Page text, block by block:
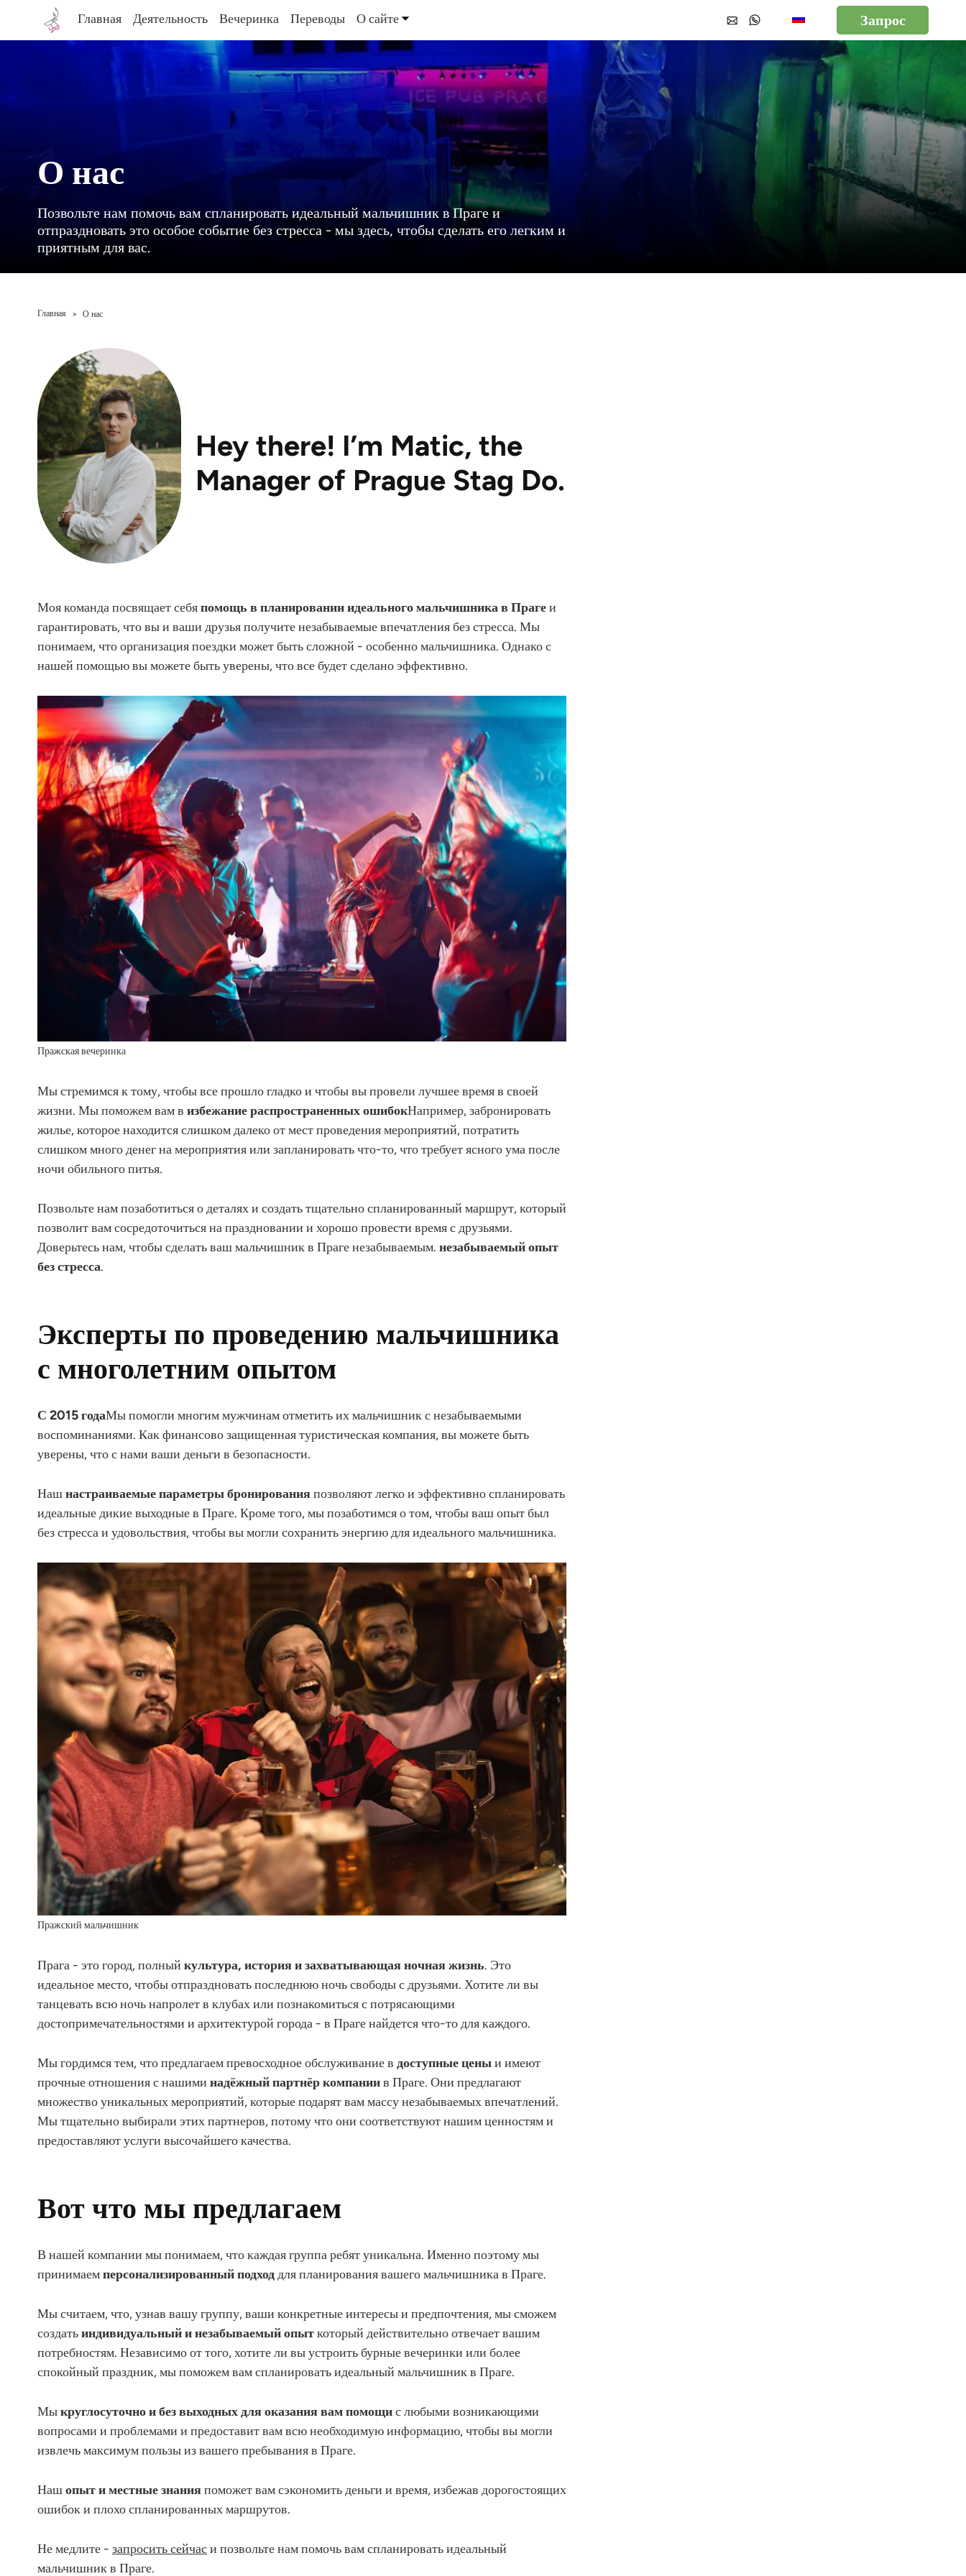
Главная Деятельность Вечеринка Переводы О сайте Запрос
О нас
Позвольте нам помочь вам спланировать идеальный мальчишник в Праге и
отпраздновать это особое событие без стресса - мы здесь, чтобы сделать его легким и
приятным для вас.
Главная > О нас
Hey there! I’m Matic, the
Manager of Prague Stag Do.
Моя команда посвящает себяпомощь в планировании идеального мальчишника в Прагеи
гарантировать, что вы и ваши друзья получите незабываемые впечатления без стресса. Мы
понимаем, что организация поездки может быть сложной - особенно мальчишника. Однако с
нашей помощью вы можете быть уверены, что все будет сделано эффективно.
Пражская вечеринка
Мы стремимся к тому, чтобы все прошло гладко и чтобы вы провели лучшее время в своей
жизни. Мы поможем вам в избежание распространенных ошибокНапример, забронировать
жилье, которое находится слишком далеко от мест проведения мероприятий, потратить
слишком много денег на мероприятия или запланировать что-то, что требует ясного ума после
ночи обильного питья.
Позвольте нам позаботиться о деталях и создать тщательно спланированный маршрут, который
позволит вам сосредоточиться на праздновании и хорошо провести время с друзьями.
Доверьтесь нам, чтобы сделать ваш мальчишник в Праге незабываемым. незабываемый опыт
без стресса.
Эксперты по проведению мальчишника
с многолетним опытом
С 2015 годаМы помогли многим мужчинам отметить их мальчишник с незабываемыми
воспоминаниями. Как финансово защищенная туристическая компания, вы можете быть
уверены, что с нами ваши деньги в безопасности.
Нашнастраиваемые параметры бронированияпозволяют легко и эффективно спланировать
идеальные дикие выходные в Праге. Кроме того, мы позаботимся о том, чтобы ваш опыт был
без стресса и удовольствия, чтобы вы могли сохранить энергию для идеального мальчишника.
Пражский мальчишник
Прага - это город, полный культура, история и захватывающая ночная жизнь. Это
идеальное место, чтобы отпраздновать последнюю ночь свободы с друзьями. Хотите ли вы
танцевать всю ночь напролет в клубах или познакомиться с потрясающими
достопримечательностями и архитектурой города - в Праге найдется что-то для каждого.
Мы гордимся тем, что предлагаем превосходное обслуживание в доступные ценыи имеют
прочные отношения с нашими надёжный партнёркомпаниив Праге. Они предлагают
множество уникальных мероприятий, которые подарят вам массу незабываемых впечатлений.
Мы тщательно выбирали этих партнеров, потому что они соответствуют нашим ценностям и
предоставляют услуги высочайшего качества.
Вот что мы предлагаем
В нашей компании мы понимаем, что каждая группа ребят уникальна. Именно поэтому мы
принимаемперсонализированный подходдля планирования вашего мальчишника в Праге.
Мы считаем, что, узнав вашу группу, ваши конкретные интересы и предпочтения, мы сможем
создатьиндивидуальный и незабываемый опыткоторый действительно отвечает вашим
потребностям. Независимо от того, хотите ли вы устроить бурные вечеринки или более
спокойный праздник, мы поможем вам спланировать идеальный мальчишник в Праге.
Мыкруглосуточно и без выходных для оказания вам помощис любыми возникающими
вопросами и проблемами и предоставит вам всю необходимую информацию, чтобы вы могли
извлечь максимум пользы из вашего пребывания в Праге.
Нашопыт и местные знанияпоможет вам сэкономить деньги и время, избежав дорогостоящих
ошибок и плохо спланированных маршрутов.
Не медлите - запросить сейчаси позвольте нам помочь вам спланировать идеальный
мальчишник в Праге.